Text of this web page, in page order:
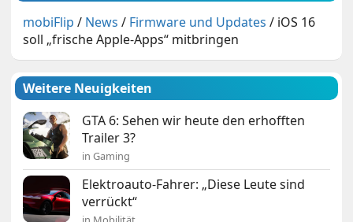
mobiFlip / News / Firmware und Updates / iOS 16
soll „frische Apple-Apps“ mitbringen
Weitere Neuigkeiten
GTA 6: Sehen wir heute den erhofften
Trailer 3?
in Gaming
Elektroauto-Fahrer: „Diese Leute sind
verrückt“